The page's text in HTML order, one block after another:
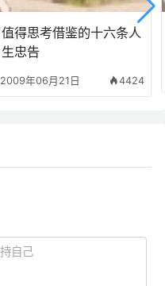
值得思考借鉴的十六条人
生忠告
2009年06月21日 4424